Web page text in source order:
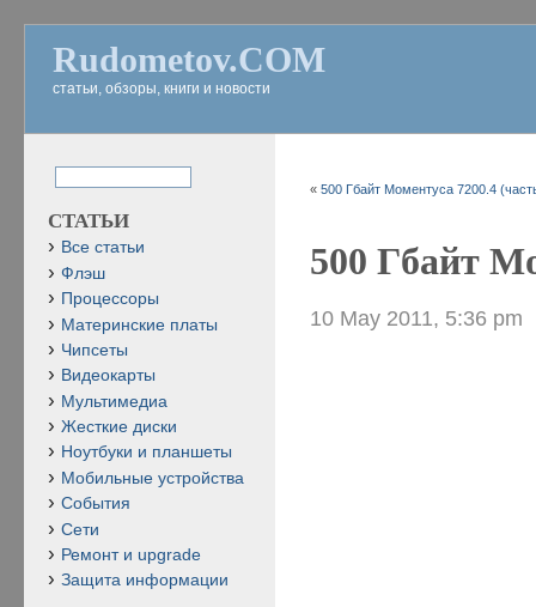
Rudometov.COM
статьи, обзоры, книги и новости
«500 Гбайт Моментуса 7200.4
500 Гбайт
10 May 2011, 5:36 pm
СТАТЬИ
Все статьи
Флэш
Процессоры
Материнские платы
Чипсеты
Видеокарты
Мультимедиа
Жесткие диски
Ноутбуки и планшеты
Мобильные устройства
События
Сети
Ремонт и upgrade
Защита информации